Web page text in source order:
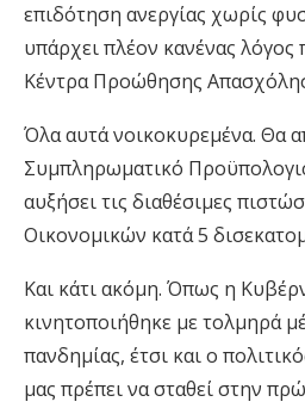
επιδότηση ανεργίας χωρίς
υπάρχει πλέον κανένας
Κέντρα Προώθησης Α
Όλα αυτά νοικοκυρεμένα. Θα
Συμπληρωματικό
αυξήσει τις διαθέσιμες
Οικονομικών κατά 5
Και κάτι ακόμη. Όπως η
κινητοποιήθηκε με τολμηρά
πανδημίας, έτσι και ο
μας πρέπει να σταθεί στην